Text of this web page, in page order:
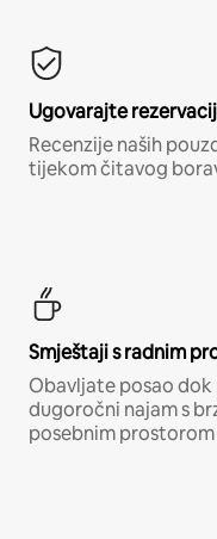
Ugovarajte
Recenzije naših
tijekom čitavog
Smještaji s radnim
Obavljate posao
dugoročni najam s
posebnim prostorom